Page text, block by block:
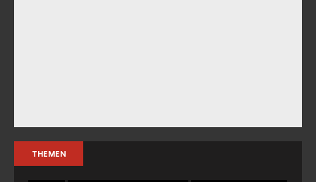
THEMEN